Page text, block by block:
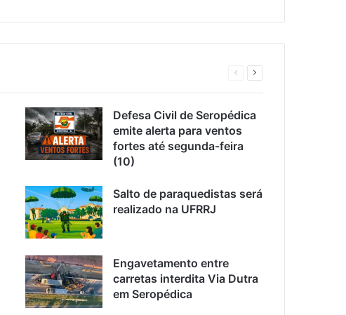
Página
Defesa Civil de Seropédica
emite alerta para ventos
fortes até segunda-feira
(10)
Salto de paraquedistas será
realizado na UFRRJ
Engavetamento entre
carretas interdita Via Dutra
em Seropédica